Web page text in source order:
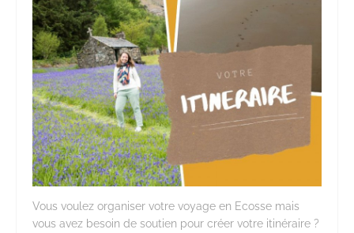
Vous voulez organiser votre voyage en Ecosse mais
vous avez besoin de soutien pour créer votre itinéraire ?